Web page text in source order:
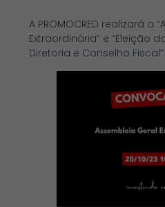
A PROMOCRED realizará a
Extraordinária” e “Eleição
Diretoria e Conselho Fiscal”.